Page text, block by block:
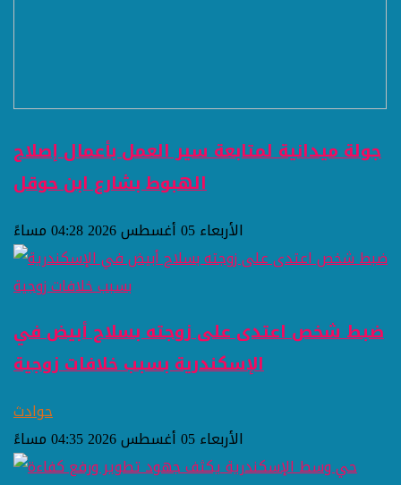
جولة ميدانية لمتابعة سير العمل بأعمال إصلاح
الهبوط بشارع ابن حوقل
الأربعاء 05 أغسطس 2026 04:28 مساءً
ضبط شخص اعتدى على زوجته بسلاح أبيض في
الإسكندرية بسبب خلافات زوجية
حوادث
الأربعاء 05 أغسطس 2026 04:35 مساءً